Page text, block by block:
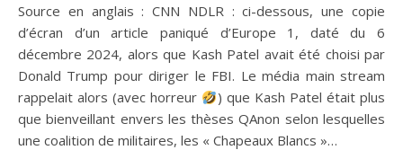
Source en anglais : CNN NDLR : ci-dessous, une copie
d’écran d’un article paniqué d’Europe 1, daté du 6
décembre 2024, alors que Kash Patel avait été choisi par
Donald Trump pour diriger le FBI. Le média main stream
rappelait alors (avec horreur
) que Kash Patel était plus
que bienveillant envers les thèses QAnon selon lesquelles
une coalition de militaires, les « Chapeaux Blancs »…